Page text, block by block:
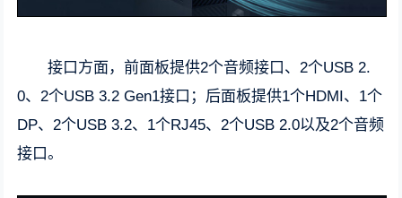
接口方面，前面板提供2个音频接口、2个USB 2.
0、2个USB 3.2 Gen1接口；后面板提供1个HDMI、1个
DP、2个USB 3.2、1个RJ45、2个USB 2.0以及2个音频
接口。